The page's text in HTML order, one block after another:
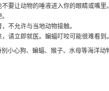
要让动物的唾液进入你的眼睛或嘴里
不允许与当地动物接触。
请立即就医。蝙蝠叮咬可能很难看到
小心狗、蝙蝠、猴子、水母等海洋